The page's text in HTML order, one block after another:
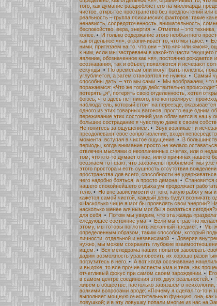
того, как думание раздробляет его на миллиарды
чистое, открытое пространство без предпочтений или
реальность – группа психических факторов: такие
ненависть, сосредоточенность, внимательность,
беспокойство, вера, энергия. • Отметки – это
колее. • И только содержание этого необъятного
как отдельное «я», ограничивает то, что мы такое. •
ними, притязаем на то, что они – это «я» или «мои»,
к ним, если мы застреваем в какой-то части
явление, обозначенное как «я», постоянно рождается
осознавания, так и объект, появляются и исчезают
секунды. • По временам они могут быть полезны,
углубляется, а затем становятся не нужны. • Самый
способны дать, – это мы сами. • Мы воображаем, что
поражаемся: «Что же тогда действительно
потерять „я“, потерять свою отделенность, хотел
боюсь, что здесь нет никого, кто контролирует
наблюдатель, который стоит на переезде,
одного из этих товарных вагонов, просто еще одним
переживание этих состояний ума облачается в нашу
большее сострадание я чувствую даже к своим
Не гонитесь за ощущением. • Звук возникает и
преодолевают свое сопротивление, входя
момента, вступая в чистое ощущение. • В
периоды, когда внимание просто не желало
отвлечен мыслями о неоплаченных счетах, или о
том, что кто-то думает о нас, или о причинах нашего
осознаем тот факт, что захвачены проблемой, мы уже
этого простора и есть сущность отсутствия
пространства для всего, способности не
чего надобно бояться, а просто демона. • Становится
нашего спокойнейшего отдыха ум продолжает
тело. • Но вне зависимости от того, какую работу мы
кажется самой чистой, каждый день будут возникать
«Насколько чище я мог бы проявлять свои энергии?
насколько менее алчным мог бы я оказаться
для себя. • Потом мы увидим, что эта жажда
следующее состояние ума. • Если мы страстно
этому, мы готовы поглотить желанный предмет. • Мы
определенным образом, таким способом, который
личности, отдельной и независимой. • Доверяя
нужно, мы можем сохранить глубокие
ищем. • Вся мелодрама наших попыток завоевать
дадим возможность уравновесить их хорошо
погрузитесь в него. • А вот когда осознавание
и выдохе, то все прочие аспекты ума и тела, как
отчетливый фокус при самом своем зарождении. •
в самом центре соединения этих двух реальностей. •
живем в обществе, настолько завязшем в психологии,
всякими вопросами вроде: «Почему я сделал то-то и
выполняет мощную очистительную функцию, она, как
ловушкой; и в эту ловушку попали многие из нас на